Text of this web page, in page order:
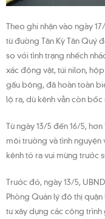
Theo ghi nhận vào ngày
từ đường Tân Kỳ Tân Quý
so với tình trạng nhếch
xác động vật, túi nilon,
gấu bông, đã hoàn toàn
lộ ra, dù kênh vẫn còn
Từ ngày 13/5 đến 16/5,
môi trường và tình nguyện
kênh tỏ ra vui mừng trước
Trước đó, ngày 13/5,
Phòng Quản lý đô thị quận
tư xây dựng các công